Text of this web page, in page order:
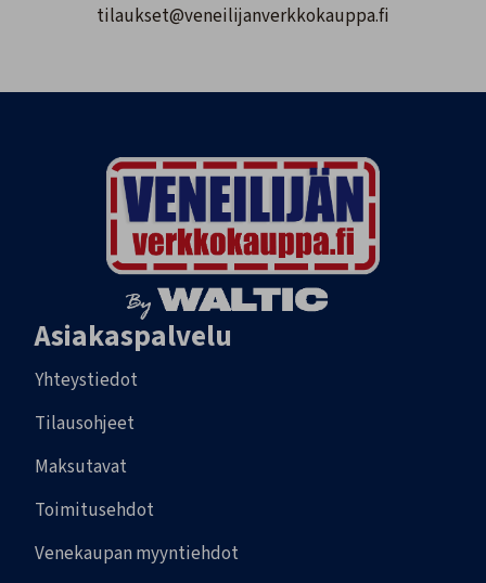
tilaukset@veneilijanverkkokauppa.fi
Asiakaspalvelu
Yhteystiedot
Tilausohjeet
Maksutavat
Toimitusehdot
Venekaupan myyntiehdot